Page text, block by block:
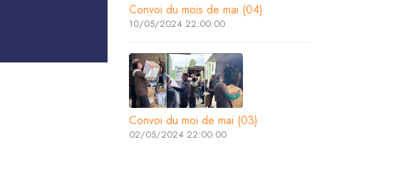
Convoi du mois de mai (04)
10/05/2024 22:00:00
Convoi du moi de mai (03)
02/05/2024 22:00:00